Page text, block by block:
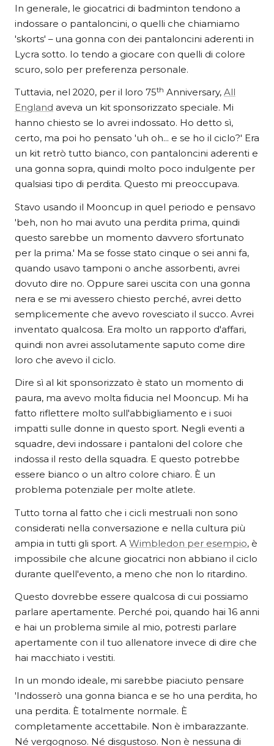
In generale, le giocatrici di badminton tendono a
indossare o pantaloncini, o quelli che chiamiamo
'skorts' – una gonna con dei pantaloncini aderenti in
Lycra sotto. Io tendo a giocare con quelli di colore
scuro, solo per preferenza personale.
Tuttavia, nel 2020, per il loro 75th Anniversary, All
England aveva un kit sponsorizzato speciale. Mi
hanno chiesto se lo avrei indossato. Ho detto sì,
certo, ma poi ho pensato 'uh oh... e se ho il ciclo?' Era
un kit retrò tutto bianco, con pantaloncini aderenti e
una gonna sopra, quindi molto poco indulgente per
qualsiasi tipo di perdita. Questo mi preoccupava.
Stavo usando il Mooncup in quel periodo e pensavo
'beh, non ho mai avuto una perdita prima, quindi
questo sarebbe un momento davvero sfortunato
per la prima.' Ma se fosse stato cinque o sei anni fa,
quando usavo tamponi o anche assorbenti, avrei
dovuto dire no. Oppure sarei uscita con una gonna
nera e se mi avessero chiesto perché, avrei detto
semplicemente che avevo rovesciato il succo. Avrei
inventato qualcosa. Era molto un rapporto d'affari,
quindi non avrei assolutamente saputo come dire
loro che avevo il ciclo.
Dire sì al kit sponsorizzato è stato un momento di
paura, ma avevo molta fiducia nel Mooncup. Mi ha
fatto riflettere molto sull'abbigliamento e i suoi
impatti sulle donne in questo sport. Negli eventi a
squadre, devi indossare i pantaloni del colore che
indossa il resto della squadra. E questo potrebbe
essere bianco o un altro colore chiaro. È un
problema potenziale per molte atlete.
Tutto torna al fatto che i cicli mestruali non sono
considerati nella conversazione e nella cultura più
ampia in tutti gli sport. A Wimbledon per esempio, è
impossibile che alcune giocatrici non abbiano il ciclo
durante quell'evento, a meno che non lo ritardino.
Questo dovrebbe essere qualcosa di cui possiamo
parlare apertamente. Perché poi, quando hai 16 anni
e hai un problema simile al mio, potresti parlare
apertamente con il tuo allenatore invece di dire che
hai macchiato i vestiti.
In un mondo ideale, mi sarebbe piaciuto pensare
'Indosserò una gonna bianca e se ho una perdita, ho
una perdita. È totalmente normale. È
completamente accettabile. Non è imbarazzante.
Né vergognoso. Né disgustoso. Non è nessuna di